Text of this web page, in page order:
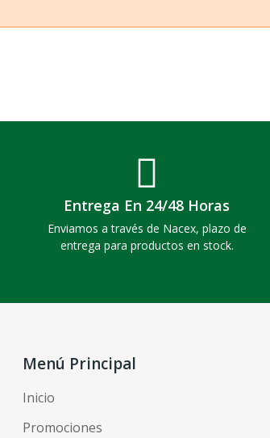
Entrega En 24/48 Horas
Enviamos a través de Nacex, plazo de
entrega para productos en stock.
Menú Principal
Inicio
Promociones